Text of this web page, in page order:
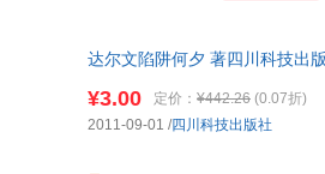
达尔文陷阱何夕 著四川科技出
¥3.00 定价： ¥442.26 (0.07折)
2011-09-01 /四川科技出版社